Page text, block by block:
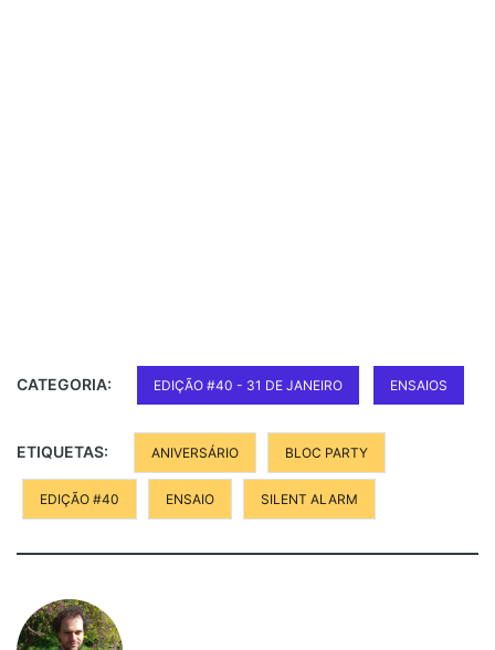
CATEGORIA: EDIÇÃO #40 - 31 DE JANEIRO ENSAIOS
ETIQUETAS: ANIVERSÁRIO BLOC PARTY
EDIÇÃO #40 ENSAIO SILENT ALARM